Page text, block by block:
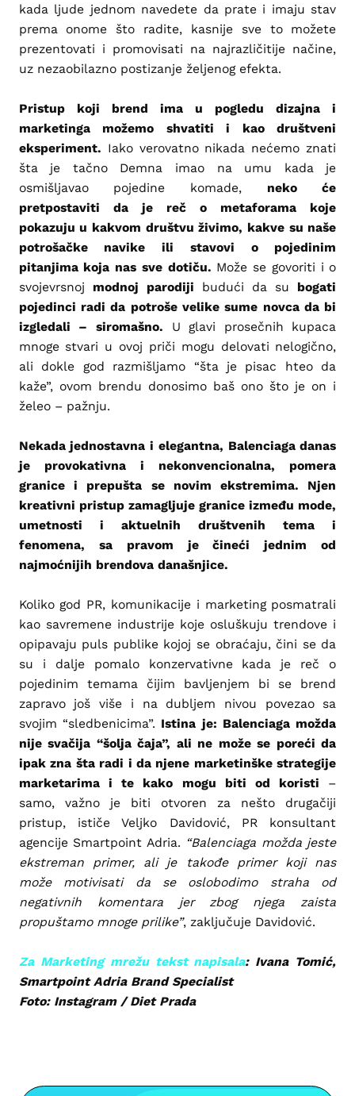
kada ljude jednom navedete da prate i imaju stav
prema onome što radite, kasnije sve to možete
prezentovati i promovisati na najrazličitije načine,
uz nezaobilazno postizanje željenog efekta.
Pristup koji brend ima u pogledu dizajna i
marketinga možemo shvatiti i kao društveni
eksperiment. Iako verovatno nikada nećemo znati
šta je tačno Demna imao na umu kada je
osmišljavao pojedine komade, neko će
pretpostaviti da je reč o metaforama koje
pokazuju u kakvom društvu živimo, kakve su naše
potrošačke navike ili stavovi o pojedinim
pitanjima koja nas sve dotiču. Može se govoriti i o
svojevrsnoj modnoj parodiji budući da su bogati
pojedinci radi da potroše velike sume novca da bi
izgledali – siromašno. U glavi prosečnih kupaca
mnoge stvari u ovoj priči mogu delovati nelogično,
ali dokle god razmišljamo “šta je pisac hteo da
kaže”, ovom brendu donosimo baš ono što je on i
želeo – pažnju.
Nekada jednostavna i elegantna, Balenciaga danas
je provokativna i nekonvencionalna, pomera
granice i prepušta se novim ekstremima.
Njen
kreativni pristup zamagljuje granice između mode,
umetnosti i aktuelnih društvenih tema i
fenomena, sa pravom je čineći jednim od
najmoćnijih brendova današnjice.
Koliko god PR, komunikacije i marketing posmatrali
kao savremene industrije koje osluškuju trendove i
opipavaju puls publike kojoj se obraćaju, čini se da
su i dalje pomalo konzervativne kada je reč o
pojedinim temama čijim bavljenjem bi se brend
zapravo još više i na dubljem nivou povezao sa
svojim “sledbenicima”. Istina je: Balenciaga možda
nije svačija “šolja čaja”, ali ne može se poreći da
ipak zna šta radi i da njene marketinške strategije
marketarima i te kako mogu biti od koristi –
samo, važno je biti otvoren za nešto drugačiji
pristup, ističe Veljko Davidović, PR konsultant
agencije Smartpoint Adria. “Balenciaga možda jeste
ekstreman primer, ali je takođe primer koji nas
može motivisati da se oslobodimo straha od
negativnih komentara jer zbog njega zaista
propuštamo mnoge prilike”, zaključuje Davidović.
Za Marketing mrežu tekst napisala: Ivana Tomić,
Smartpoint Adria Brand Specialist
Foto: Instagram / Diet Prada